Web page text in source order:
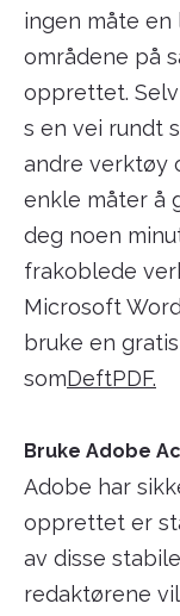
ingen måte en
områdene på
opprettet.
s en vei rundt
andre verktøy
enkle måter å
deg noen
frakoblede
Microsoft
bruke en
somDeftPDF.
Bruke Adobe
Adobe har
opprettet er
av disse
redaktørene